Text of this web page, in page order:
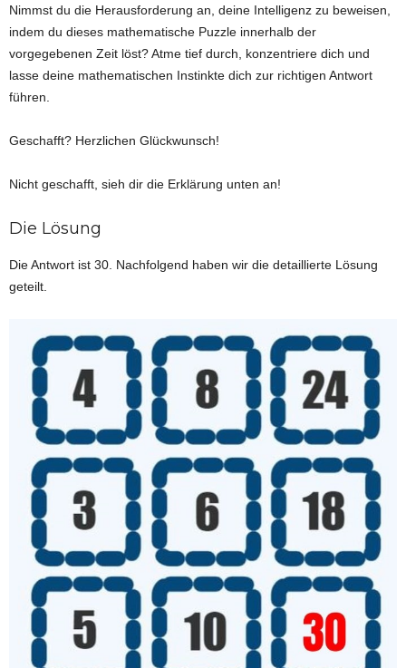
Nimmst du die Herausforderung an, deine Intelligenz zu beweisen,
indem du dieses mathematische Puzzle innerhalb der
vorgegebenen Zeit löst? Atme tief durch, konzentriere dich und
lasse deine mathematischen Instinkte dich zur richtigen Antwort
führen.
Geschafft? Herzlichen Glückwunsch!
Nicht geschafft, sieh dir die Erklärung unten an!
Die Lösung
Die Antwort ist 30. Nachfolgend haben wir die detaillierte Lösung
geteilt.